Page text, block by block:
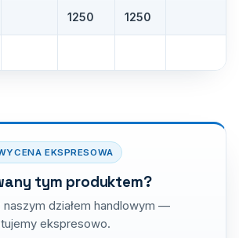
1250 1250
EKSPRESOWA
tym produktem?
naszym działem handlowym —
ekspresowo.